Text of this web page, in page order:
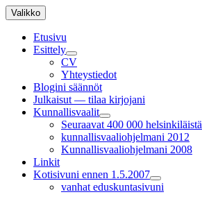
Siirry
sisältöön
Valikko
Etusivu
Esittely
näytä
alavalikko
CV
Yhteystiedot
Blogini säännöt
Julkaisut — tilaa kirjojani
Kunnallisvaalit
näytä
alavalikko
Seuraavat 400 000 helsinkiläistä
kunnallisvaaliohjelmani 2012
Kunnallisvaaliohjelmani 2008
Linkit
Kotisivuni ennen 1.5.2007
näytä
alavalikko
vanhat eduskuntasivuni